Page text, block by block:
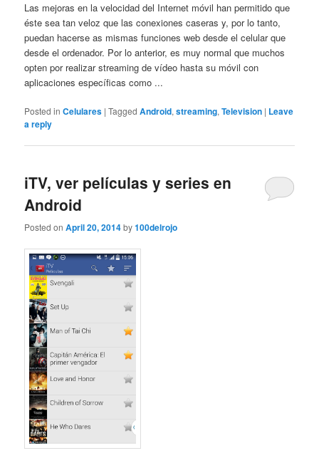
Las mejoras en la velocidad del Internet móvil han permitido que
éste sea tan veloz que las conexiones caseras y, por lo tanto,
puedan hacerse as mismas funciones web desde el celular que
desde el ordenador. Por lo anterior, es muy normal que muchos
opten por realizar streaming de vídeo hasta su móvil con
aplicaciones específicas como ...
Posted in Celulares |Tagged Android,streaming,Television | Leave
a reply
iTV, ver películas y series en
Android
Posted onApril 20, 2014by100delrojo